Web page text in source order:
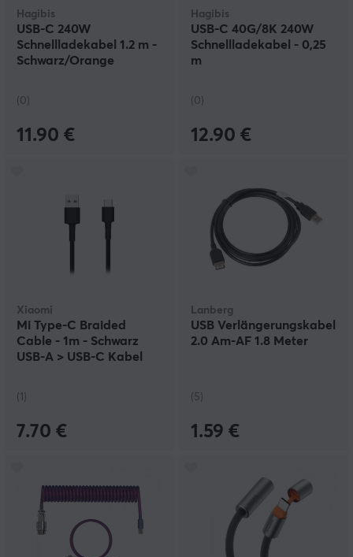
Hagibis
USB-C 240W
Schnellladekabel 1.2 m -
Schwarz/Orange
(0)
11.90 €
Hagibis
USB-C 40G/8K 240W
Schnellladekabel - 0,25
m
(0)
12.90 €
Xiaomi
Mi Type-C Braided
Cable - 1m - Schwarz
USB-A > USB-C Kabel
(1)
7.70 €
Lanberg
USB Verlängerungskabel
2.0 Am-AF 1.8 Meter
(5)
1.59 €